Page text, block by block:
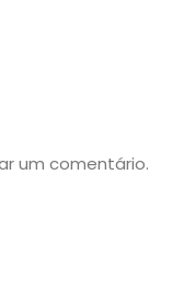
um comentário.